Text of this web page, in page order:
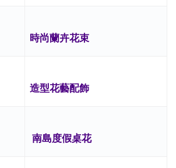
時尚蘭卉花束
造型花藝配飾
南島度假桌花